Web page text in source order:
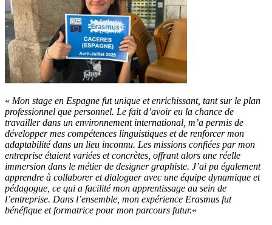
« Mon stage en Espagne fut unique et enrichissant, tant sur le plan
professionnel que personnel. Le fait d’avoir eu la chance de
travailler dans un environnement international, m’a permis de
développer mes compétences linguistiques et de renforcer mon
adaptabilité dans un lieu inconnu. Les missions confiées par mon
entreprise étaient variées et concrètes, offrant alors une réelle
immersion dans le métier de designer graphiste. J’ai pu également
apprendre à collaborer et dialoguer avec une équipe dynamique et
pédagogue, ce qui a facilité mon apprentissage au sein de
l’entreprise. Dans l’ensemble, mon expérience Erasmus fut
bénéfique et formatrice pour mon parcours futur.«